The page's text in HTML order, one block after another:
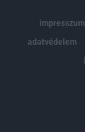
impresszum
adatvédelem